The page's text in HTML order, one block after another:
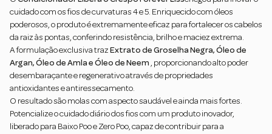
cuidado com os fios de curvaturas 4 e 5. Enriquecido com óleos
poderosos, o produto é extremamente eficaz para fortalecer os cabelos
da raiz às pontas, conferindo resistência, brilho e maciez extrema.
A formulação exclusiva traz Extrato de Groselha Negra, Óleo de
Argan, Óleo de Amla e Óleo de Neem , proporcionando alto poder
desembaraçante e regenerativo através de propriedades
antioxidantes e antiressecamento.
O resultado são molas com aspecto saudável e ainda mais fortes.
Potencialize o cuidado diário dos fios com um produto inovador,
liberado para Baixo Poo e Zero Poo, capaz de contribuir para a